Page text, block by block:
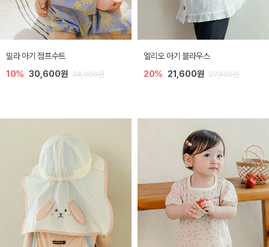
밀라 아기 점프수트
10% 30,600원 34,000원
엘리오 아기 블라우스
20% 21,600원 27,000원